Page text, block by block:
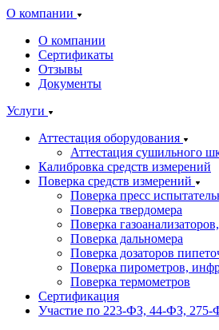
О компании
О компании
Сертификаты
Отзывы
Документы
Услуги
Аттестация оборудования
Аттестация сушильного
Калибровка средств измерений
Поверка средств измерений
Поверка пресс
Поверка твердомера
Поверка
Поверка дальномера
Поверка дозаторов
Поверка пирометров,
Поверка термометров
Сертификация
Участие по 223-ФЗ, 44-ФЗ, 275-